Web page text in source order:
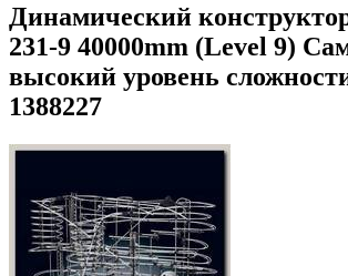
Динамический
231-9 40000mm (Level 9)
высокий уровень
1388227